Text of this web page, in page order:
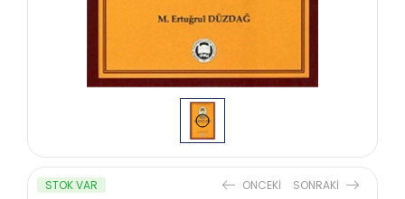
STOK VAR ONCEKI SONRAKI